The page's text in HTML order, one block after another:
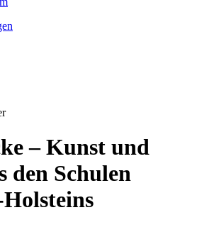
– Kunst und
den Schulen